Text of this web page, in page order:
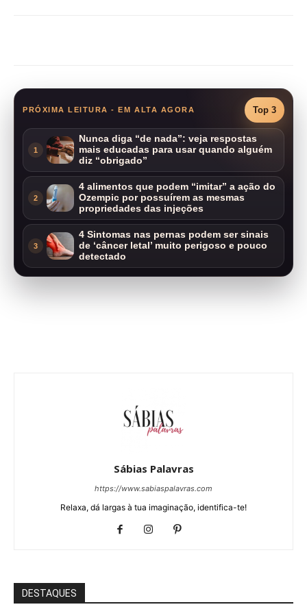
PRÓXIMA LEITURA - EM ALTA AGORA Top 3
1
Nunca diga “de nada”: veja respostas
mais educadas para usar quando alguém
diz “obrigado”
2
4 alimentos que podem “imitar” a ação do
Ozempic por possuírem as mesmas
propriedades das injeções
3
4 Sintomas nas pernas podem ser sinais
de ‘câncer letal’ muito perigoso e pouco
detectado
Sábias Palavras
https://www.sabiaspalavras.com
Relaxa, dá largas à tua imaginação, identifica-te!
DESTAQUES